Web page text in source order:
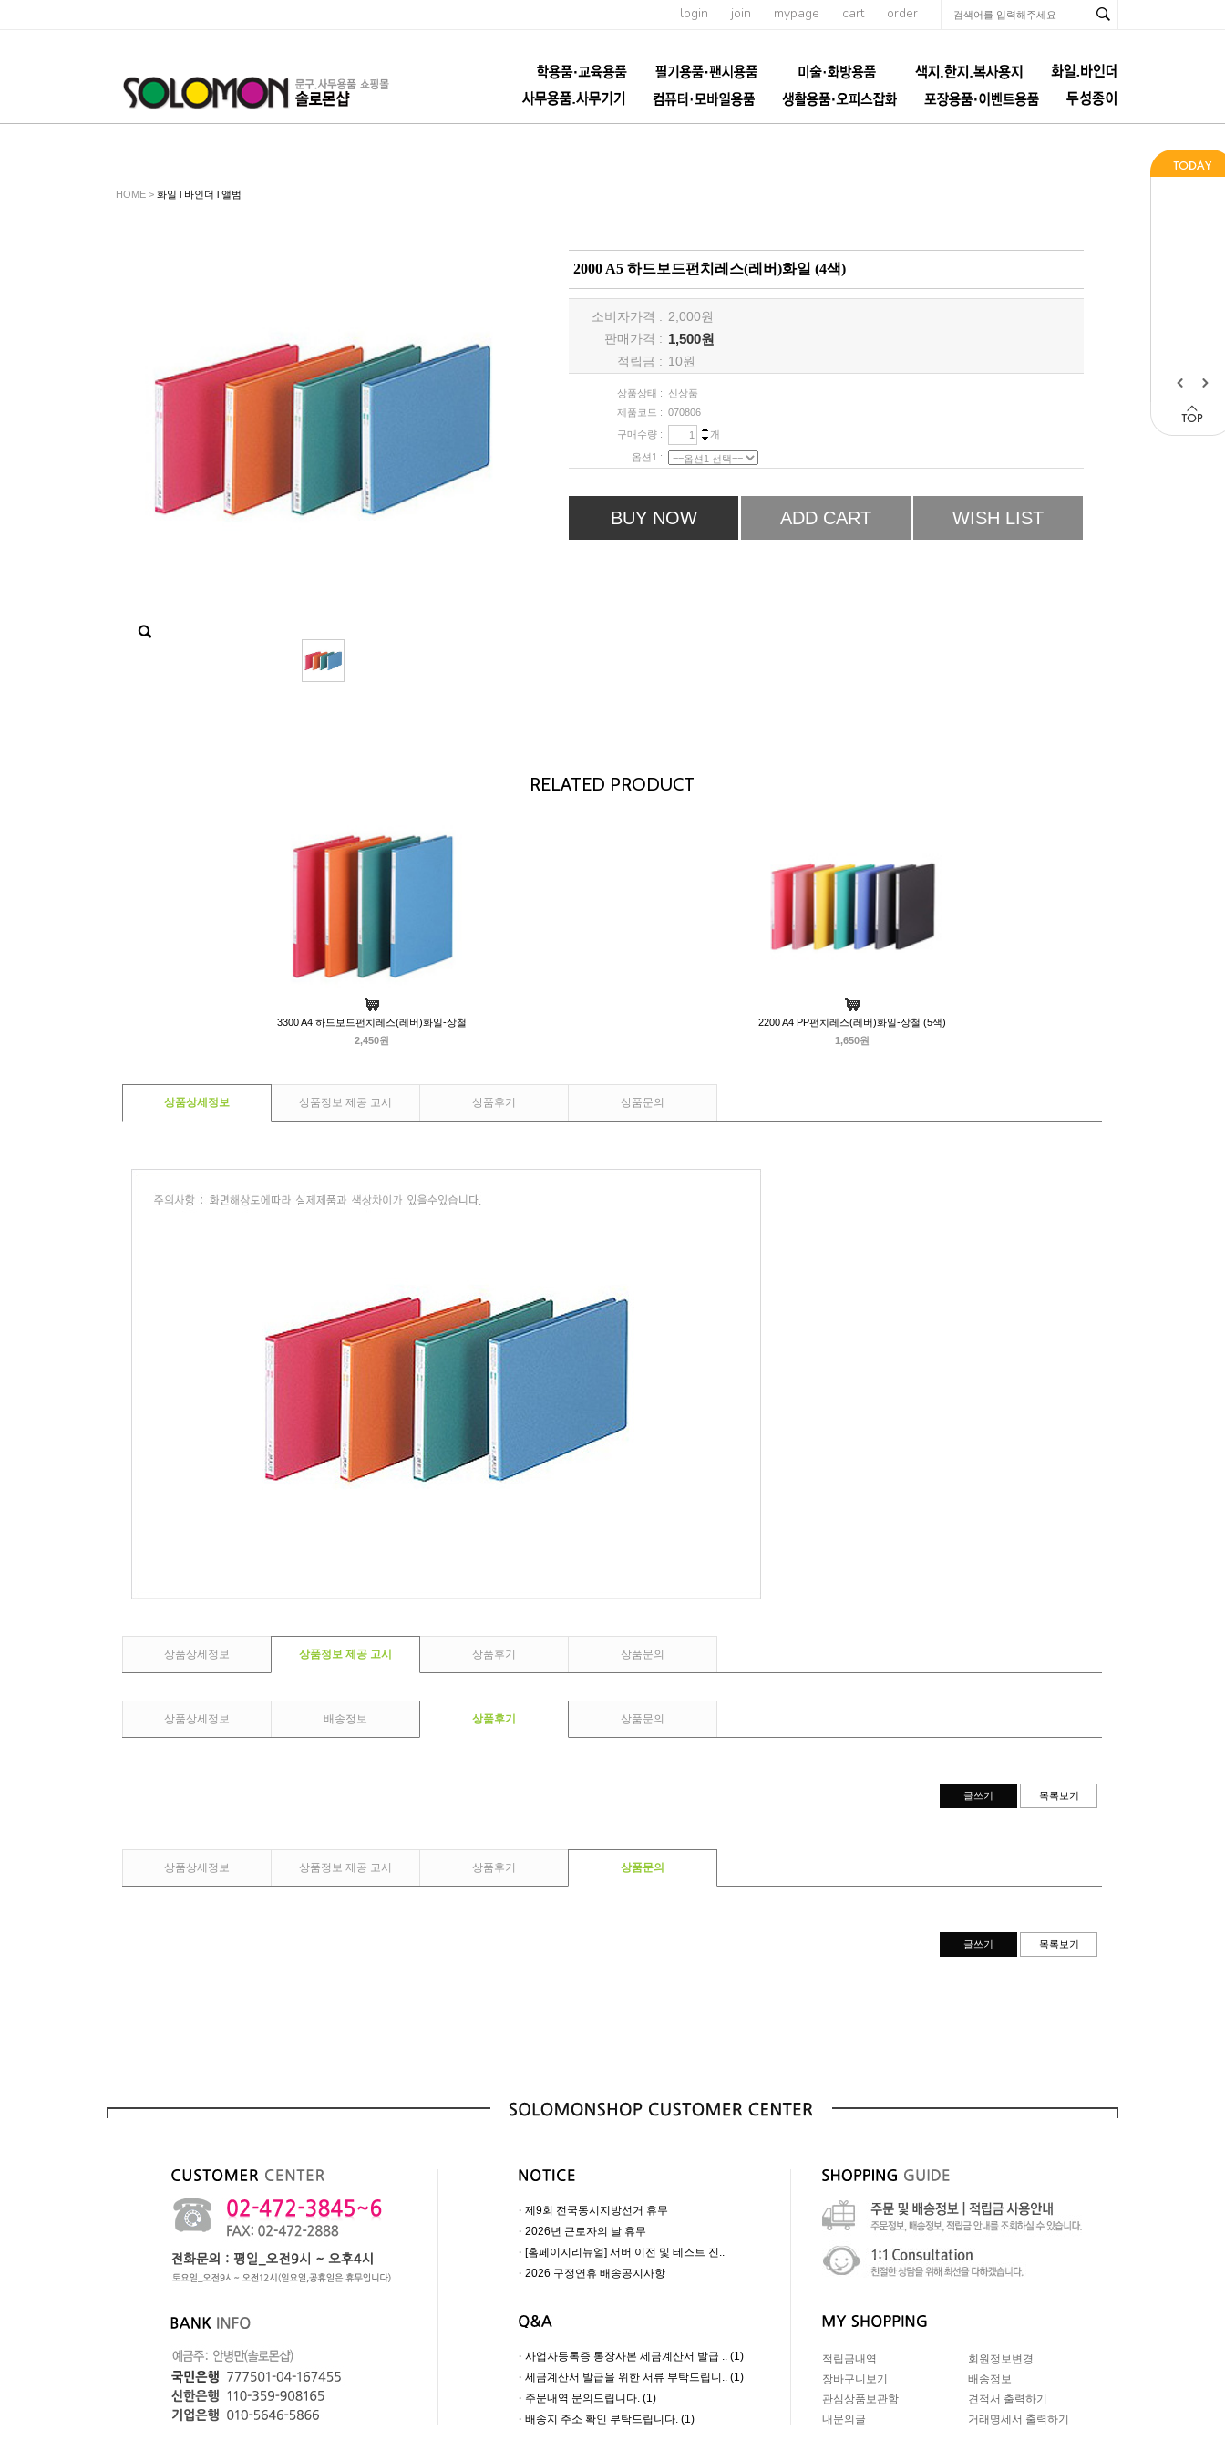
login join mypage cart order
HOME > 화일 l 바인더 l 앨범
2000 A5 하드보드펀치레스(레버)화일 (4색)
소비자가격 : 2,000원
판매가격 : 1,500원
적립금 : 10원
상품상태 :
신상품
제품코드 : 070806
구매수량 :
개
옵션1 :
BUY NOW ADD CART WISH LIST
RELATED PRODUCT
3300 A4 하드보드펀치레스(레버)화일-상철
2,450원
2200 A4 PP펀치레스(레버)화일-상철 (5색)
1,650원
상품상세정보 상품정보 제공 고시 상품후기 상품문의
상품상세정보 상품정보 제공 고시 상품후기 상품문의
상품상세정보 배송정보 상품후기 상품문의
상품상세정보 상품정보 제공 고시 상품후기 상품문의
· 제9회 전국동시지방선거 휴무
· 2026년 근로자의 날 휴무
· [홈페이지리뉴얼] 서버 이전 및 테스트 진..
· 2026 구정연휴 배송공지사항
· 사업자등록증 통장사본 세금계산서 발급 .. (1)
· 세금계산서 발급을 위한 서류 부탁드립니.. (1)
· 주문내역 문의드립니다. (1)
· 배송지 주소 확인 부탁드립니다. (1)
적립금내역
회원정보변경
장바구니보기
배송정보
관심상품보관함
견적서 출력하기
내문의글
거래명세서 출력하기